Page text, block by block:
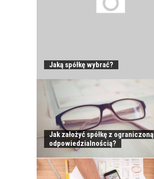
Jaką spółkę wybrać?
Jak założyć spółkę z ograniczoną
odpowiedzialnością?
JAK POWINNO
PRAWIDŁOWE
SZKOLENIE